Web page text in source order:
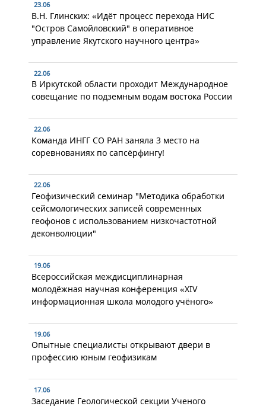
23.06
В.Н. Глинских: «Идёт процесс перехода НИС
"Остров Самойловский" в оперативное
управление Якутского научного центра»
22.06
В Иркутской области проходит Международное
совещание по подземным водам востока России
22.06
Команда ИНГГ СО РАН заняла 3 место на
соревнованиях по сапсёрфингу!
22.06
Геофизический семинар "Методика обработки
сейсмологических записей современных
геофонов с использованием низкочастотной
деконволюции"
19.06
Всероссийская междисциплинарная
молодёжная научная конференция «XIV
информационная школа молодого учёного»
19.06
Опытные специалисты открывают двери в
профессию юным геофизикам
17.06
Заседание Геологической секции Ученого